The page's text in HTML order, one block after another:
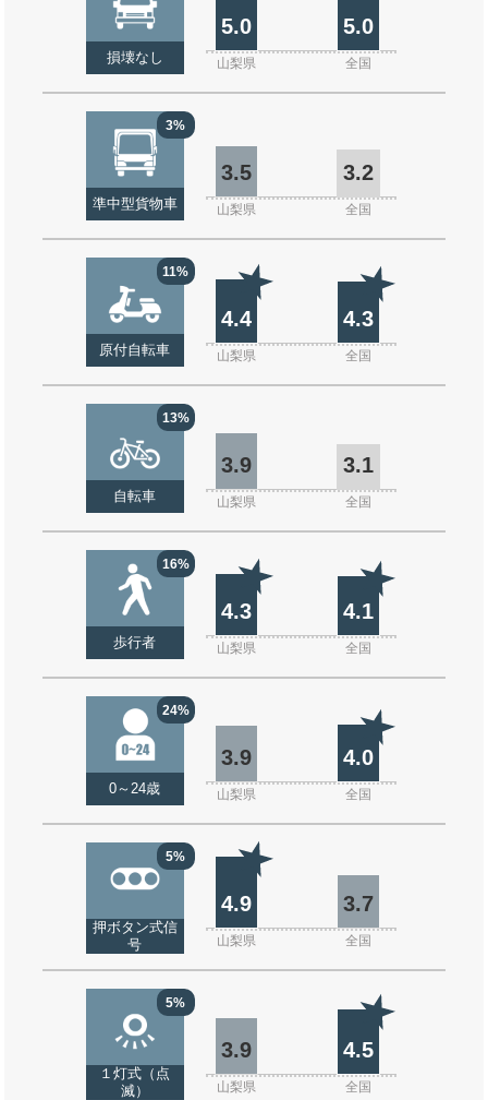
損壊なし
5.0 5.0
山梨県 全国
3%
準中型貨物車
3.5 3.2
山梨県 全国
11%
原付自転車
4.4 4.3
山梨県 全国
13%
自転車
3.9 3.1
山梨県 全国
16%
歩行者
4.3 4.1
山梨県 全国
24%
0～24歳
3.9 4.0
山梨県 全国
5%
押ボタン式信
号
4.9 3.7
山梨県 全国
5%
１灯式（点
滅）
3.9 4.5
山梨県 全国